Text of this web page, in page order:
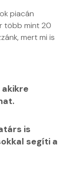
piacán
több mint 20
mert mi is
is
segíti a